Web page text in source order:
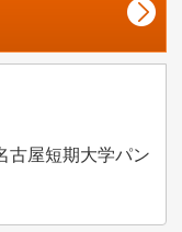
屋短期大学パン